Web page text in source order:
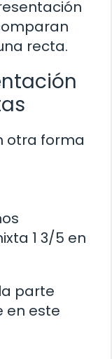
recta.
otra forma
1 3/5 en
parte
en este